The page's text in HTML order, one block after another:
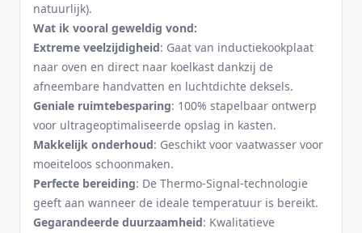
natuurlijk).
Wat ik vooral geweldig vond:
Extreme veelzijdigheid: Gaat van inductiekookplaat
naar oven en direct naar koelkast dankzij de
afneembare handvatten en luchtdichte deksels.
Geniale ruimtebesparing: 100% stapelbaar ontwerp
voor ultrageoptimaliseerde opslag in kasten.
Makkelijk onderhoud: Geschikt voor vaatwasser voor
moeiteloos schoonmaken.
Perfecte bereiding: De Thermo-Signal-technologie
geeft aan wanneer de ideale temperatuur is bereikt.
Gegarandeerde duurzaamheid: Kwalitatieve